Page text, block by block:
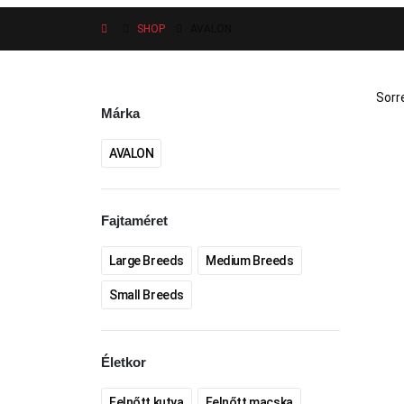
SHOP
Márka
AVALON
Fajtaméret
Large Breeds Medium Breeds
Small Breeds
Életkor